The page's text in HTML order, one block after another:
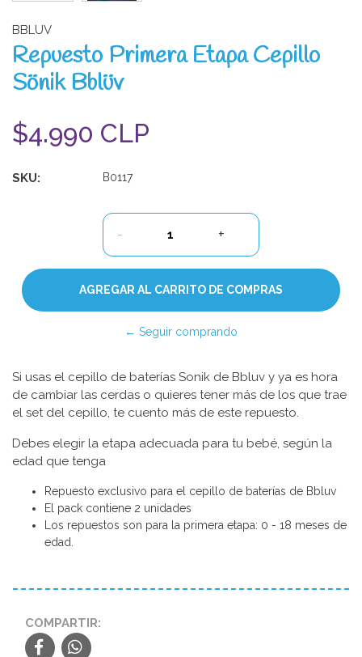
BBLUV
Repuesto Primera Etapa Cepillo
Sönik Bblüv
$4.990 CLP
SKU: B0117
- +
← Seguir comprando
Si usas el cepillo de baterías Sonik de Bbluv y ya es hora
de cambiar las cerdas o quieres tener más de los que trae
el set del cepillo, te cuento más de este repuesto.
Debes elegir la etapa adecuada para tu bebé, según la
edad que tenga
Repuesto exclusivo para el cepillo de baterías de Bbluv
El pack contiene 2 unidades
Los repuestos son para la primera etapa: 0 - 18 meses de
edad.
COMPARTIR: